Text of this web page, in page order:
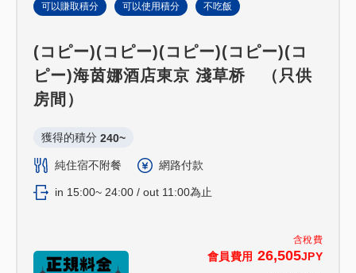
含稅費
會員費用 26,505JPY
可以賺取積分 可以使用積分 不吃飯
(コピー)(コピー)(コピー)(コピー)(コ
ピー)海茵娜酒店東京 淺草桥 （只供
房間）
獲得的積分 240~
純住宿不附餐 網路付款
in 15:00~ 24:00 / out 11:00為止